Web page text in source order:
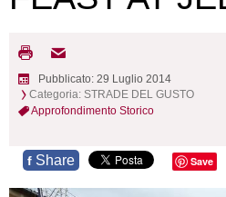
Pubblicato: 29 Luglio 2014
Categoria: STRADE DEL GUSTO
Approfondimento Storico
f Share Save